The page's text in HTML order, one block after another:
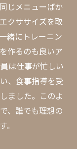
じメニューばか
クササイズを取
緒にトレーニン
作るのも良いア
は仕事が忙しい
、食事指導を受
ました。このよ
、誰でも理想の